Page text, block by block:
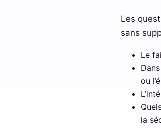
Les
sans
Le
ou
la